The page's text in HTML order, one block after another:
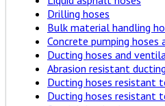
Drilling hoses
Bulk material handling
Concrete pumping hoses
Ducting hoses and
Abrasion resistant
Ducting hoses resistant
Ducting hoses resistant